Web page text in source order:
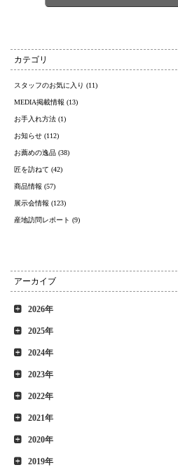
カテゴリ
スタッフのお気に入り (11)
MEDIA掲載情報 (13)
お手入れ方法 (1)
お知らせ (112)
お薦めの逸品 (38)
匠を訪ねて (42)
商品情報 (57)
展示会情報 (123)
産地訪問レポート (9)
アーカイブ
2026年
2025年
2024年
2023年
2022年
2021年
2020年
2019年